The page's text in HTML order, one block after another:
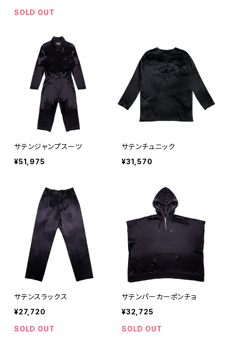
SOLD OUT
サテンジャンプスーツ
¥51,975
サテンチュニック
¥31,570
サテンスラックス
¥27,720
SOLD OUT
サテンパーカーポンチョ
¥32,725
SOLD OUT